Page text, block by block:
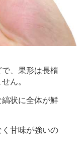
、果形は長楕
ん。
状に全体が鮮
甘味が強いの